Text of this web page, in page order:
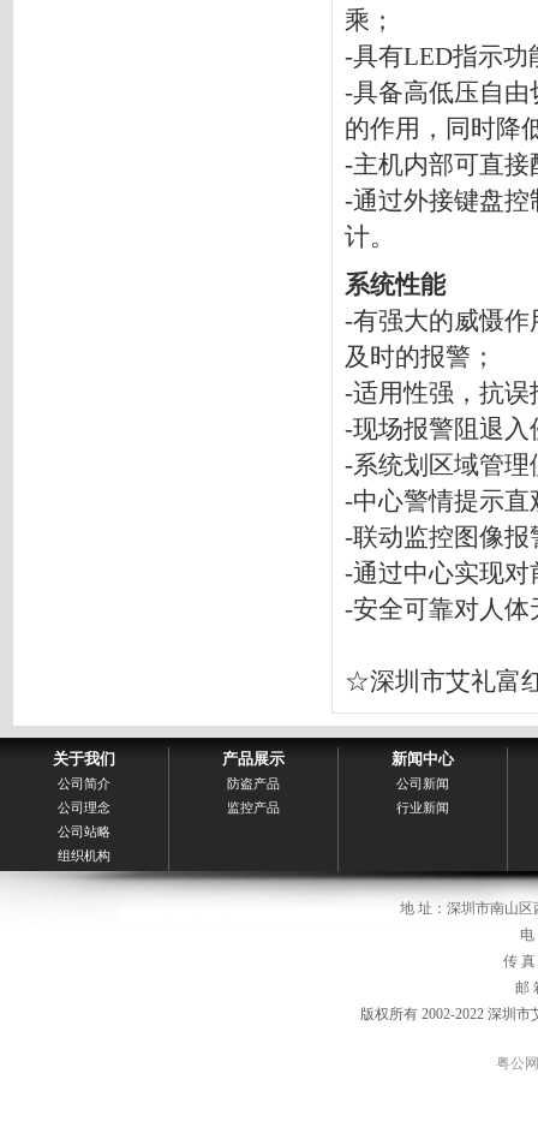
乘；
-具有LED指示功
-具备高低压自
的作用，同时降
-主机内部可直
-通过外接键盘
计。
系统性能
-有强大的威慑
及时的报警；
-适用性强，抗
-现场报警阻退
-系统划区域管
-中心警情提示
-联动监控图像
-通过中心实现
-安全可靠对人体
☆深圳市艾礼富
关于我们
公司简介
公司理念
公司站略
组织机构
产品展示
防盗产品
监控产品
新闻中心
公司新闻
行业新闻
地 址：深圳市南山区
电
传 真
邮
版权所有 2002-2022 深圳
粤公